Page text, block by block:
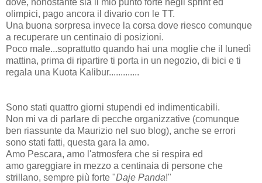
olimpici, pago ancora il divario con le TT.
Una buona sorpresa invece la corsa dove riesco comunque
a recuperare un centinaio di posizioni.
Poco male...soprattutto quando hai una moglie che il lunedì
mattina, prima di ripartire ti porta in un negozio, di bici e ti
regala una Kuota Kalibur.............
Sono stati quattro giorni stupendi ed indimenticabili.
Non mi va di parlare di pecche organizzative (comunque
ben riassunte da Maurizio nel suo blog), anche se errori
sono stati fatti, questa gara la amo.
Amo Pescara, amo l'atmosfera che si respira ed
amo gareggiare in mezzo a centinaia di persone che
strillano, sempre più forte "Daje Panda!"